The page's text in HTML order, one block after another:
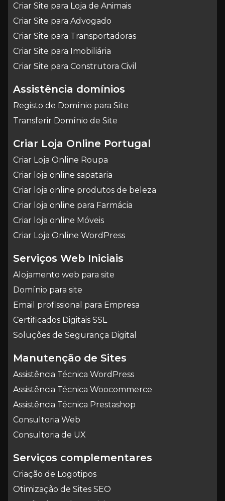
Criar Site para Loja de Animais
Criar Site para Advogado
Criar Site para Transportadoras
Criar Site para Imobiliária
Criar Site para Construtora Civil
Assistência domínios
Registo de Domínio para Site
Transferir Domínio de Site
Criar Loja Online Portugal
Criar Loja Online Roupa
Criar loja online sapataria
Criar loja online produtos de beleza
Criar loja online para Farmácia
Criar loja online Móveis
Criar Loja Online WordPress
Serviços Web Iniciais
Alojamento web para site
Domínio para site
Email profissional para Empresa
Certificados Digitais SSL
Soluções de Segurança Digital
Manutenção de Sites
Assistência Técnica WordPress
Assistência Técnica Woocommerce
Assistência Técnica Prestashop
Consultoria Web
Consultoria de UX
Serviços complementares
Criação de Logotipos
Otimização de Sites SEO